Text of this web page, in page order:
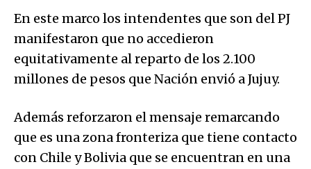
En este marco los intendentes que son del PJ
manifestaron que no accedieron
equitativamente al reparto de los 2.100
millones de pesos que Nación envió a Jujuy.
Además reforzaron el mensaje remarcando
que es una zona fronteriza que tiene contacto
con Chile y Bolivia que se encuentran en una